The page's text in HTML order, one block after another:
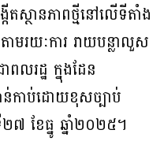
តស្ថានភាពថ្មីនៅលើទីតាំង
រយៈការ រាយបន្លាលួស
លរដ្ឋ ក្នុងដែន
ន់កាប់ដោយខុសច្បាប់
ខែធ្នូ ឆ្នាំ២០២៥។